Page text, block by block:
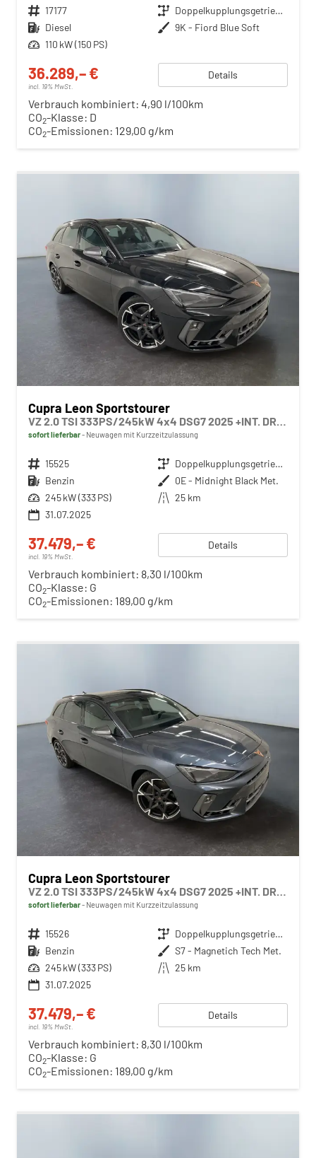
Fahrzeugnr. 17177 Getriebe
Doppelkupplungsgetriebe (DSG)
Kraftstoff Diesel Außenfarbe 9K - Fiord Blue Soft
Leistung 110 kW (150 PS)
36.289,– €
incl. 19% MwSt.
Details
Verbrauch kombiniert: 4,90 l/100km
CO2-Klasse: D
CO2-Emissionen: 129,00 g/km
Cupra Leon Sportstourer
VZ 2.0 TSI 333PS/245kW 4x4 DSG7 2025 +INT. DRIVE+MATRIX+AHK+Erweiterte Garantie.
sofort lieferbar Neuwagen mit Kurzzeitzulassung
Fahrzeugnr. 15525 Getriebe
Doppelkupplungsgetriebe (DSG)
Kraftstoff Benzin Außenfarbe 0E - Midnight Black Met.
Leistung 245 kW (333 PS) Kilometerstand 25 km
31.07.2025
37.479,– €
incl. 19% MwSt.
Details
Verbrauch kombiniert: 8,30 l/100km
CO2-Klasse: G
CO2-Emissionen: 189,00 g/km
Cupra Leon Sportstourer
VZ 2.0 TSI 333PS/245kW 4x4 DSG7 2025 +INT. DRIVE+MATRIX+AHK+Erweiterte Garantie.
sofort lieferbar Neuwagen mit Kurzzeitzulassung
Fahrzeugnr. 15526 Getriebe
Doppelkupplungsgetriebe (DSG)
Kraftstoff Benzin Außenfarbe S7 - Magnetich Tech Met.
Leistung 245 kW (333 PS) Kilometerstand 25 km
31.07.2025
37.479,– €
incl. 19% MwSt.
Details
Verbrauch kombiniert: 8,30 l/100km
CO2-Klasse: G
CO2-Emissionen: 189,00 g/km